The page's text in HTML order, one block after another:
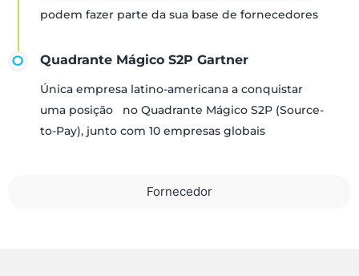
Fornecedor
podem fazer parte da sua base de fornecedores
Quadrante Mágico S2P Gartner
Única empresa latino-americana a conquistar
uma posição no Quadrante Mágico S2P (Source-
to-Pay), junto com 10 empresas globais